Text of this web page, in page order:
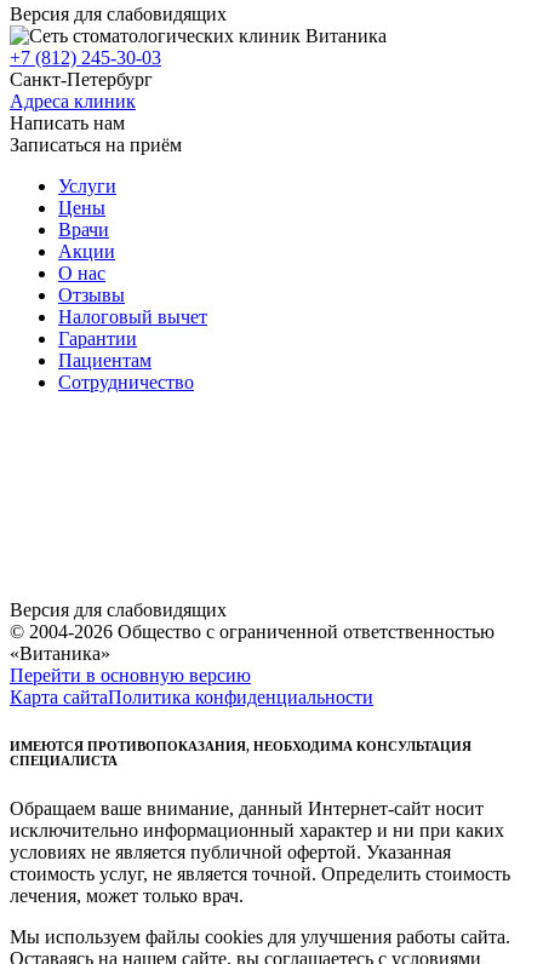
Версия для слабовидящих
+7 (812) 245-30-03
Санкт-Петербург
Адреса клиник
Написать нам
Записаться на приём
Услуги
Цены
Врачи
Акции
О нас
Отзывы
Налоговый вычет
Гарантии
Пациентам
Сотрудничество
Версия для слабовидящих
© 2004-2026 Общество с ограниченной ответственностью
«Витаника»
Перейти в основную версию
Карта сайтаПолитика конфиденциальности
ИМЕЮТСЯ ПРОТИВОПОКАЗАНИЯ, НЕОБХОДИМА КОНСУЛЬТАЦИЯ
СПЕЦИАЛИСТА
Обращаем ваше внимание, данный Интернет-сайт носит
исключительно информационный характер и ни при каких
условиях не является публичной офертой. Указанная
стоимость услуг, не является точной. Определить стоимость
лечения, может только врач.
Мы используем файлы cookies для улучшения работы сайта.
Оставаясь на нашем сайте, вы соглашаетесь с условиями